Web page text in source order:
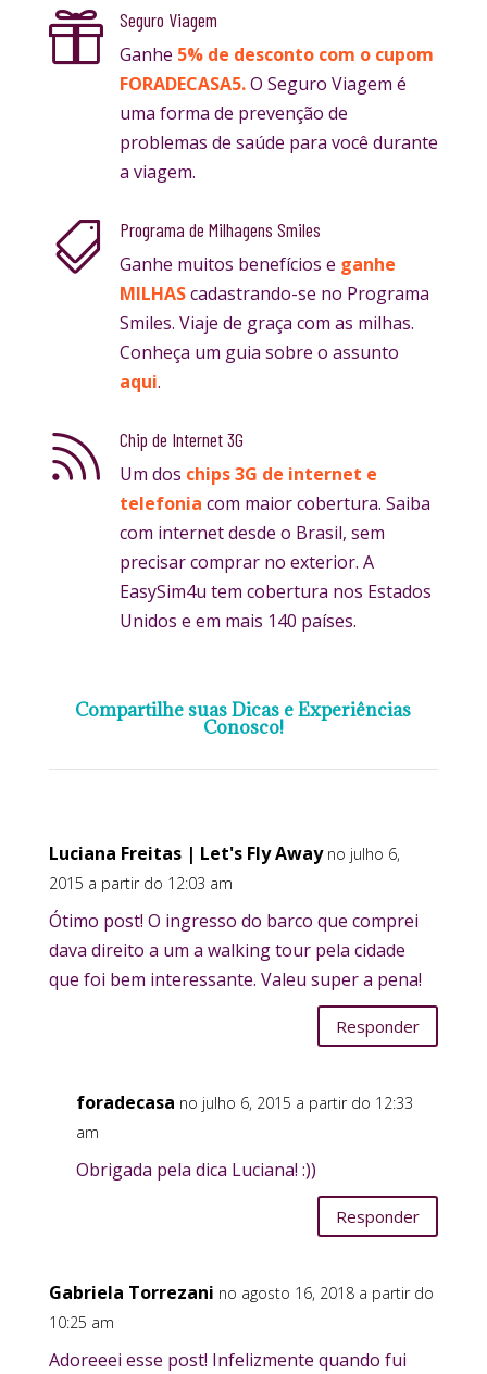

Seguro Viagem
Ganhe 5% de desconto com o cupom
FORADECASA5.O Seguro Viagem é
uma forma de prevenção de
problemas de saúde para você durante
a viagem.

Programa de Milhagens Smiles
Ganhe muitos benefícios e ganhe
MILHAScadastrando-se no Programa
Smiles. Viaje de graça com as milhas.
Conheça um guia sobre o assunto
aqui.

Chip de Internet 3G
Um dos chips 3G de internet e
telefonia com maior cobertura. Saiba
com internet desde o Brasil, sem
precisar comprar no exterior. A
EasySim4u tem cobertura nos Estados
Unidos e em mais 140 países.
Compartilhe suas Dicas e Experiências
Conosco!
Luciana Freitas | Let's Fly Away no julho 6,
2015 a partir do 12:03 am
Ótimo post! O ingresso do barco que comprei
dava direito a um a walking tour pela cidade
que foi bem interessante. Valeu super a pena!
Responder
foradecasa no julho 6, 2015 a partir do 12:33
am
Obrigada pela dica Luciana! :))
Responder
Gabriela Torrezani no agosto 16, 2018 a partir do
10:25 am
Adoreeei esse post! Infelizmente quando fui